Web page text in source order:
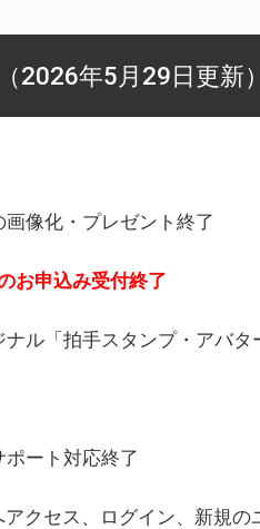
2026年5月29日更新）
像化・プレゼント終了
お申込み受付終了
ル「拍手スタンプ・アバ
ート対応終了
アクセス、ログイン、新規